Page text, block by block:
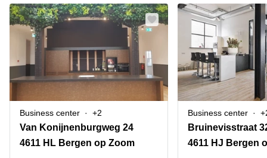
Flexplekken
Coworking
Spaces
Vergaderruimten
Kantoor
Bedrijfsruimte
Oost
Amsterdam
Westpoort
Bergen
Zoom
Amersfoort
Breda
Hengelo
Kantoor
huren
Bergen
op
Zoom
Kantoor
huren
Kantoor
huren
Reeuwijk
Voeg je kantoorruimte toe
Huurprijs
Business center +2
Van Konijnenburgweg 24
4611 HL Bergen op Zoom
Business center
Bruinevisstraat
4611 HJ Bergen